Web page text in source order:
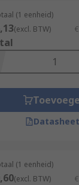
(1 eenheid)
(excl. BTW)
(1 eenheid)
(excl. BTW)